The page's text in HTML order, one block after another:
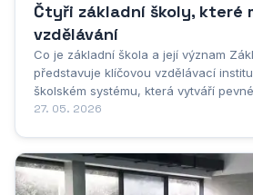
Čtyři základní školy, které
vzdělávání
Co je základní škola a její význam
představuje klíčovou vzdělávací
školském systému, která vytváří
vzdělávací a profesní dráhu každého
27. 05. 2026